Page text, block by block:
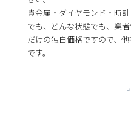
貴金属・ダイヤモンド・時
でも、どんな状態でも、業
だけの独自価格ですので、
です。